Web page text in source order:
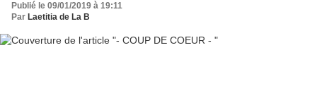
Publié le 09/01/2019 à 19:11
Par Laetitia de La B